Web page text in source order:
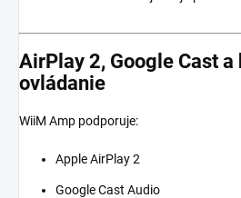
AirPlay 2, Google Cast a
ovládanie
WiiM Amp podporuje:
Apple AirPlay 2
Google Cast Audio